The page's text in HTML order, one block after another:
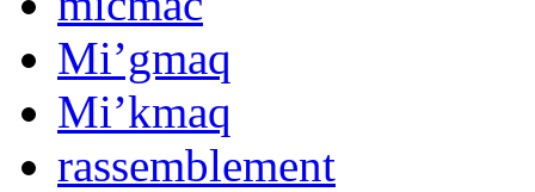
Mi’gmaq
Mi’kmaq
rassemblement